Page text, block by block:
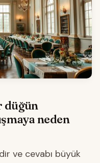
düğün
neden
ve cevabı büyük